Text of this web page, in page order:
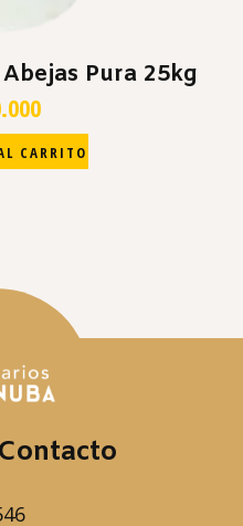
Pura 25kg
CARRITO